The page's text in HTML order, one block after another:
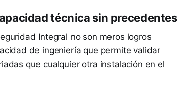
técnica sin precedentes
Integral no son meros logros
de ingeniería que permite validar
que cualquier otra instalación en el